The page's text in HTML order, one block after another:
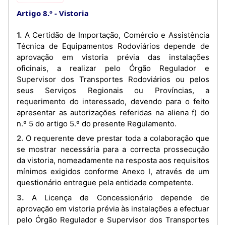
Artigo 8.º Vistoria
1. A Certidão de Importação, Comércio e Assistência
Técnica de Equipamentos Rodoviários depende de
aprovação em vistoria prévia das instalações
oficinais, a realizar pelo Órgão Regulador e
Supervisor dos Transportes Rodoviários ou pelos
seus Serviços Regionais ou Províncias, a
requerimento do interessado, devendo para o feito
apresentar as autorizações referidas na aliena f) do
n.º 5 do artigo 5.º do presente Regulamento.
2. O requerente deve prestar toda a colaboração que
se mostrar necessária para a correcta prossecução
da vistoria, nomeadamente na resposta aos requisitos
mínimos exigidos conforme Anexo I, através de um
questionário entregue pela entidade competente.
3. A Licença de Concessionário depende de
aprovação em vistoria prévia às instalações a efectuar
pelo Órgão Regulador e Supervisor dos Transportes